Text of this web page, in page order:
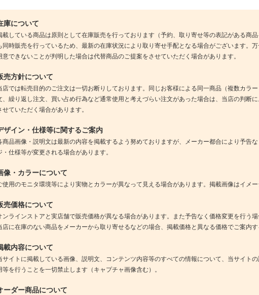
庫について
載している商品は原則として在庫販売を行っております（予約、取り寄せ等の表記がある商
同時販売を行っているため、最新の在庫状況により取り寄せ手配となる場合がございます。
意できないことが判明した場合は代替商品のご提案をさせていただく場合があります。
売方針について
店では転売目的のご注文は一切お断りしております。同じお客様による同一商品（複数カラ
、繰り返し注文、買い占め行為など通常使用と考えづらい注文があった場合は、当店の判断
せていただく場合があります。
ザイン・仕様等に関するご案内
商品画像・説明文は最新の内容を掲載するよう努めておりますが、メーカー都合により予告
・仕様等が変更される場合があります。
像・カラーについて
使用のモニタ環境等により実物とカラーが異なって見える場合があります。掲載画像はイメー
売価格について
ンラインストアと実店舗で販売価格が異なる場合があります。また予告なく価格変更を行う場
店に在庫のない商品をメーカーから取り寄せるなどの場合、掲載価格と異なる価格でご案内す
載内容について
サイトに掲載している画像、説明文、コンテンツ内容等のすべての情報について、当サイトの
等を行うことを一切禁止します（キャプチャ画像含む）。
ーダー商品について